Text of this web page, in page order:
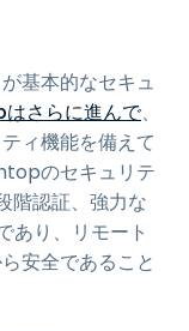
基本的なセキュ
さらに進んで、
ィ機能を備えて
のセキュリテ
階認証、強力な
あり、リモート
安全であること